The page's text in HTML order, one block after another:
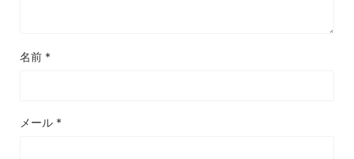
名前 *
メール *